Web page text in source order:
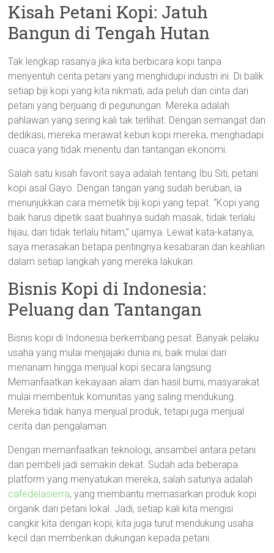
Kisah Petani Kopi: Jatuh
Bangun di Tengah Hutan
Tak lengkap rasanya jika kita berbicara kopi tanpa
menyentuh cerita petani yang menghidupi industri ini. Di balik
setiap biji kopi yang kita nikmati, ada peluh dan cinta dari
petani yang berjuang di pegunungan. Mereka adalah
pahlawan yang sering kali tak terlihat. Dengan semangat dan
dedikasi, mereka merawat kebun kopi mereka, menghadapi
cuaca yang tidak menentu dan tantangan ekonomi.
Salah satu kisah favorit saya adalah tentang Ibu Siti, petani
kopi asal Gayo. Dengan tangan yang sudah beruban, ia
menunjukkan cara memetik biji kopi yang tepat. “Kopi yang
baik harus dipetik saat buahnya sudah masak, tidak terlalu
hijau, dan tidak terlalu hitam,” ujarnya. Lewat kata-katanya,
saya merasakan betapa pentingnya kesabaran dan keahlian
dalam setiap langkah yang mereka lakukan.
Bisnis Kopi di Indonesia:
Peluang dan Tantangan
Bisnis kopi di Indonesia berkembang pesat. Banyak pelaku
usaha yang mulai menjajaki dunia ini, baik mulai dari
menanam hingga menjual kopi secara langsung.
Memanfaatkan kekayaan alam dan hasil bumi, masyarakat
mulai membentuk komunitas yang saling mendukung.
Mereka tidak hanya menjual produk, tetapi juga menjual
cerita dan pengalaman.
Dengan memanfaatkan teknologi, ansambel antara petani
dan pembeli jadi semakin dekat. Sudah ada beberapa
platform yang menyatukan mereka, salah satunya adalah
cafedelasierra, yang membantu memasarkan produk kopi
organik dari petani lokal. Jadi, setiap kali kita mengisi
cangkir kita dengan kopi, kita juga turut mendukung usaha
kecil dan memberikan dukungan kepada petani.